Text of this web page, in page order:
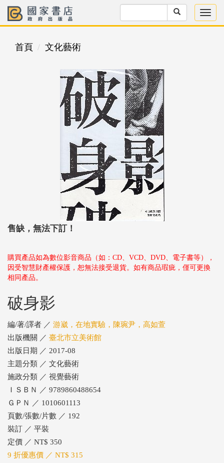
首頁 文化藝術
售缺，無法下訂！
購買產品如為數位影音商品（如：CD、VCD、DVD、電子書等），
因受智慧財產權保護，恕無法接受退貨。如有商品瑕疵，僅可更換
相同產品。
破身影
編/著/譯者 ／ 游崴，在地實驗，陳琬尹，高如萱
出版機關 ／ 臺北市立美術館
出版日期 ／ 2017-08
主題分類 ／ 文化藝術
施政分類 ／ 視覺藝術
ＩＳＢＮ ／ 9789860488654
ＧＰＮ ／ 1010601113
頁數/張數/片數 ／ 192
裝訂 ／ 平裝
定價 ／ NT$ 350
9 折優惠價 ／ NT$ 315